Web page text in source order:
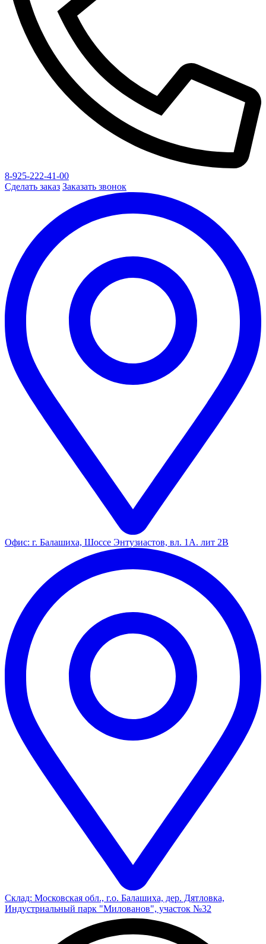
8-925-222-41-00
Сделать заказ Заказать звонок
Офис: г. Балашиха, Шоссе Энтузиастов, вл. 1А. лит 2В
Склад: Московская обл., г.о. Балашиха, дер. Дятловка,
Индустриальный парк "Милованов", участок №32